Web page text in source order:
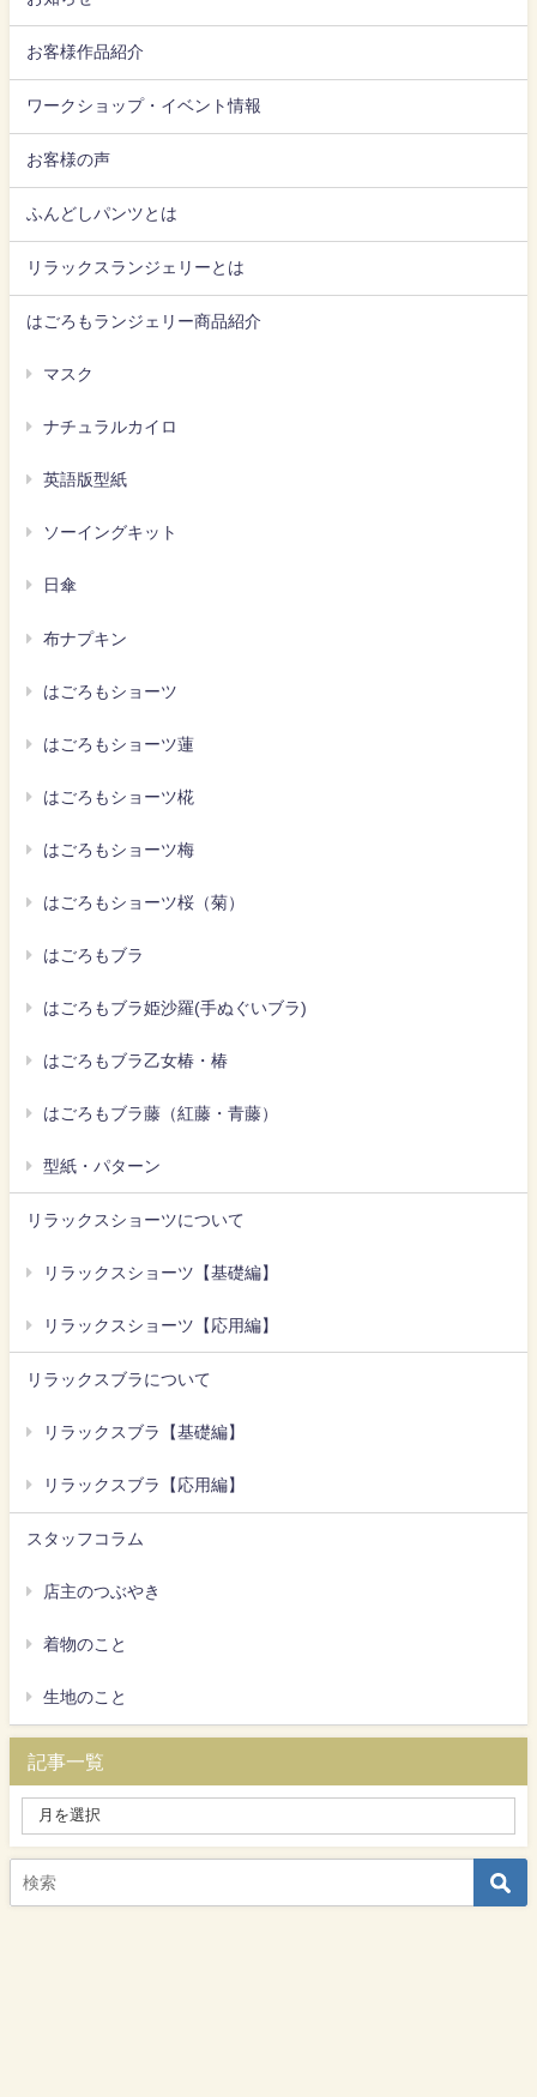
お客様作品紹介
ワークショップ・イベント情報
お客様の声
ふんどしパンツとは
リラックスランジェリーとは
はごろもランジェリー商品紹介
マスク
ナチュラルカイロ
英語版型紙
ソーイングキット
日傘
布ナプキン
はごろもショーツ
はごろもショーツ蓮
はごろもショーツ椛
はごろもショーツ梅
はごろもショーツ桜（菊）
はごろもブラ
はごろもブラ姫沙羅(手ぬぐいブラ)
はごろもブラ乙女椿・椿
はごろもブラ藤（紅藤・青藤）
型紙・パターン
リラックスショーツについて
リラックスショーツ【基礎編】
リラックスショーツ【応用編】
リラックスブラについて
リラックスブラ【基礎編】
リラックスブラ【応用編】
スタッフコラム
店主のつぶやき
着物のこと
生地のこと
記事一覧